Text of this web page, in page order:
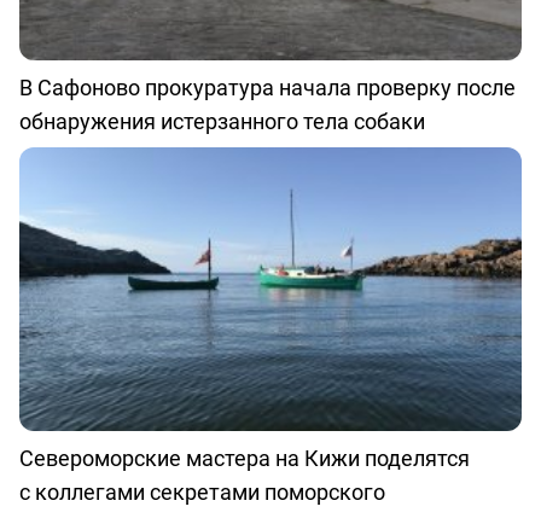
В Сафоново прокуратура начала проверку после
обнаружения истерзанного тела собаки
Североморские мастера на Кижи поделятся
с коллегами секретами поморского